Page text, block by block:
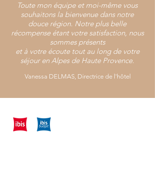
Toute mon équipe et moi-même vous
souhaitons la bienvenue dans notre
douce région. Notre plus belle
récompense étant votre satisfaction, nous
sommes présents
et à votre écoute tout au long de votre
séjour en Alpes de Haute Provence.
Vanessa DELMAS, Directrice de l'hôtel